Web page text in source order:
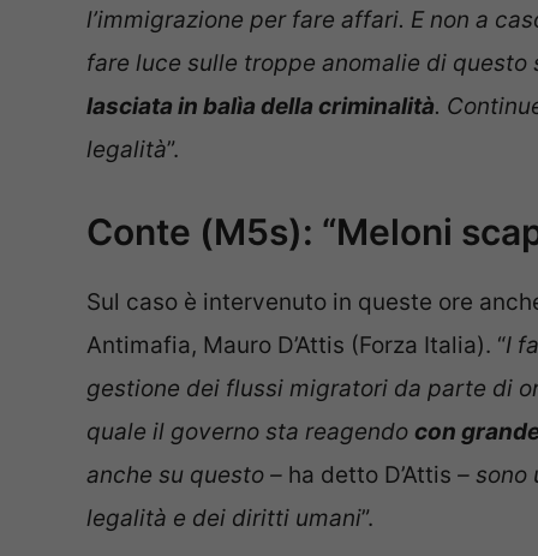
l’immigrazione per fare affari. E non a
fare luce sulle troppe anomalie di questo
lasciata in balìa della criminalità.
legalità”.
Conte (M5s): “Meloni
Sul caso è intervenuto in queste ore
Antimafia, Mauro D’Attis (Forza Italia). “I
gestione dei flussi migratori da parte di
quale il governo sta reagendo con
anche su questo – ha detto D’Attis – sono
legalità e dei diritti umani”.